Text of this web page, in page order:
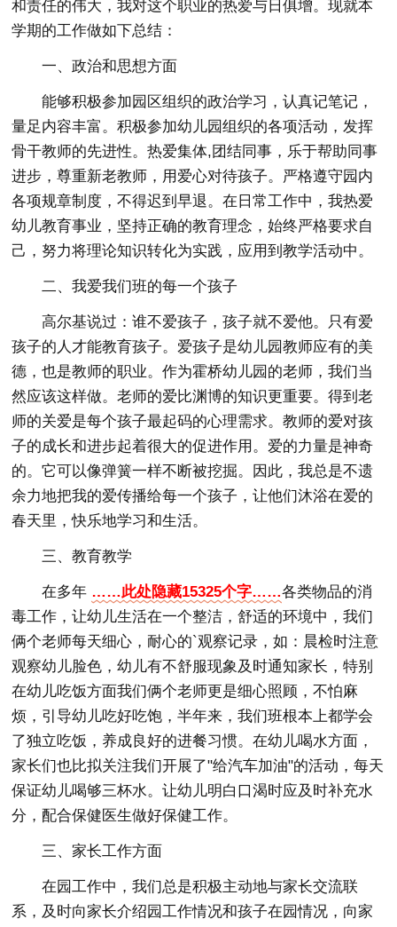
和责任的伟大，我对这个职业的热爱与日俱增。现就本
学期的工作做如下总结：
一、政治和思想方面
能够积极参加园区组织的政治学习，认真记笔记，
量足内容丰富。积极参加幼儿园组织的各项活动，发挥
骨干教师的先进性。热爱集体,团结同事，乐于帮助同事
进步，尊重新老教师，用爱心对待孩子。严格遵守园内
各项规章制度，不得迟到早退。在日常工作中，我热爱
幼儿教育事业，坚持正确的教育理念，始终严格要求自
己，努力将理论知识转化为实践，应用到教学活动中。
二、我爱我们班的每一个孩子
高尔基说过：谁不爱孩子，孩子就不爱他。只有爱
孩子的人才能教育孩子。爱孩子是幼儿园教师应有的美
德，也是教师的职业。作为霍桥幼儿园的老师，我们当
然应该这样做。老师的爱比渊博的知识更重要。得到老
师的关爱是每个孩子最起码的心理需求。教师的爱对孩
子的成长和进步起着很大的促进作用。爱的力量是神奇
的。它可以像弹簧一样不断被挖掘。因此，我总是不遗
余力地把我的爱传播给每一个孩子，让他们沐浴在爱的
春天里，快乐地学习和生活。
三、教育教学
在多年 ……此处隐藏15325个字……各类物品的消
毒工作，让幼儿生活在一个整洁，舒适的环境中，我们
俩个老师每天细心，耐心的`观察记录，如：晨检时注意
观察幼儿脸色，幼儿有不舒服现象及时通知家长，特别
在幼儿吃饭方面我们俩个老师更是细心照顾，不怕麻
烦，引导幼儿吃好吃饱，半年来，我们班根本上都学会
了独立吃饭，养成良好的进餐习惯。在幼儿喝水方面，
家长们也比拟关注我们开展了"给汽车加油"的活动，每天
保证幼儿喝够三杯水。让幼儿明白口渴时应及时补充水
分，配合保健医生做好保健工作。
三、家长工作方面
在园工作中，我们总是积极主动地与家长交流联
系，及时向家长介绍园工作情况和孩子在园情况，向家